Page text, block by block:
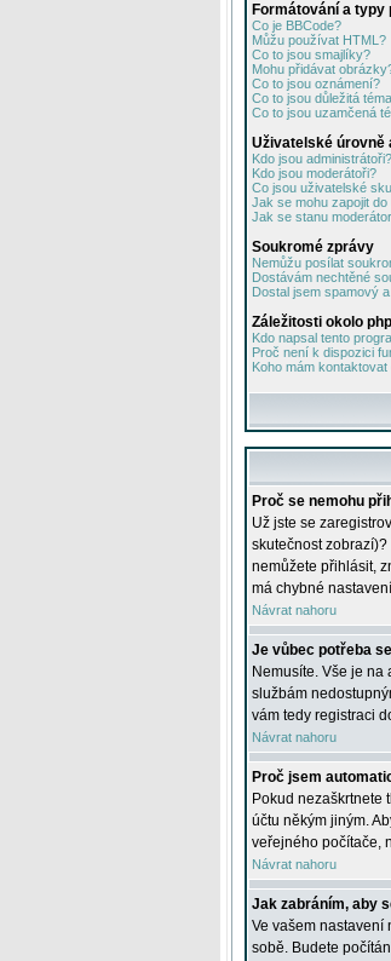
Formátování a typy
Co je BBCode?
Můžu používat HTML?
Co to jsou smajlíky?
Mohu přidávat
Co to jsou oznámení?
Co to jsou důležitá
Co to jsou uzamčená
Uživatelské úrovně
Kdo jsou administrátoři?
Kdo jsou moderátoři?
Co jsou uživatelské
Jak se mohu zapojit
Jak se stanu
Soukromé zprávy
Nemůžu posílat
Dostávám nechtěné
Dostal jsem spamový
Záležitosti okolo
Kdo napsal tento
Proč není k dispozici
Koho mám
Proč se nemohu
Už jste se
skutečnost
nemůžete přihlásit,
má chybné
Návrat nahoru
Je vůbec potřeba
Nemusíte. Vše je
službám
vám tedy registraci
Návrat nahoru
Proč jsem
Pokud nezaškrtnete
účtu někým jiným.
veřejného počítače,
Návrat nahoru
Jak zabráním, aby
Ve vašem nastavení
sobě. Budete